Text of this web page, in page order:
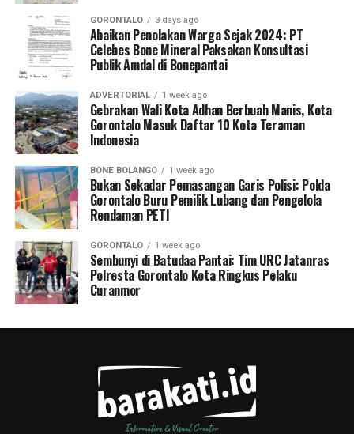
GORONTALO 3 days ago
Abaikan Penolakan Warga Sejak 2024: PT
Celebes Bone Mineral Paksakan Konsultasi
Publik Amdal di Bonepantai
ADVERTORIAL 1 week ago
Gebrakan Wali Kota Adhan Berbuah Manis, Kota
Gorontalo Masuk Daftar 10 Kota Teraman
Indonesia
BONE BOLANGO 1 week ago
Bukan Sekadar Pemasangan Garis Polisi: Polda
Gorontalo Buru Pemilik Lubang dan Pengelola
Rendaman PETI
GORONTALO 1 week ago
Sembunyi di Batudaa Pantai: Tim URC Jatanras
Polresta Gorontalo Kota Ringkus Pelaku
Curanmor